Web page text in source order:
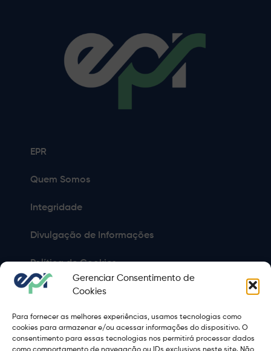
Gerenciar Consentimento de
Cookies
Para fornecer as melhores experiências, usamos tecnologias como
cookies para armazenar e/ou acessar informações do dispositivo. O
consentimento para essas tecnologias nos permitirá processar dados
EPR
Quem Somos
Integridade
Divulgação de Informações
Política de Cookies
Política de Privacidade
Sitemap
Termos de Uso